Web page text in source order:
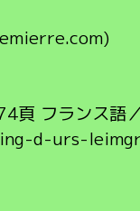
フランス語
d-urs-